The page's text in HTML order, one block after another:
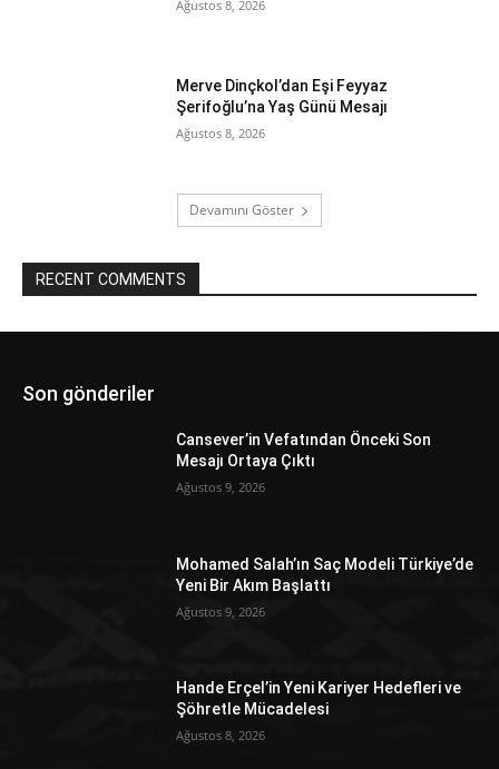
Ağustos 8, 2026
Merve Dinçkol’dan Eşi Feyyaz
Şerifoğlu’na Yaş Günü Mesajı
Ağustos 8, 2026
Devamını Göster
RECENT COMMENTS
Son gönderiler
Cansever’in Vefatından Önceki Son
Mesajı Ortaya Çıktı
Ağustos 9, 2026
Mohamed Salah’ın Saç Modeli Türkiye’de
Yeni Bir Akım Başlattı
Ağustos 9, 2026
Hande Erçel’in Yeni Kariyer Hedefleri ve
Şöhretle Mücadelesi
Ağustos 8, 2026